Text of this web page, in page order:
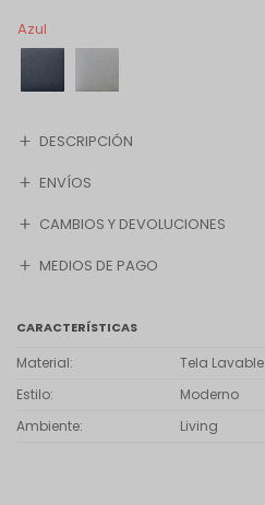
Azul
DESCRIPCIÓN
ENVÍOS
CAMBIOS Y DEVOLUCIONES
MEDIOS DE PAGO
CARACTERÍSTICAS
Material
Tela Lavable
Estilo
Moderno
Ambiente
Living